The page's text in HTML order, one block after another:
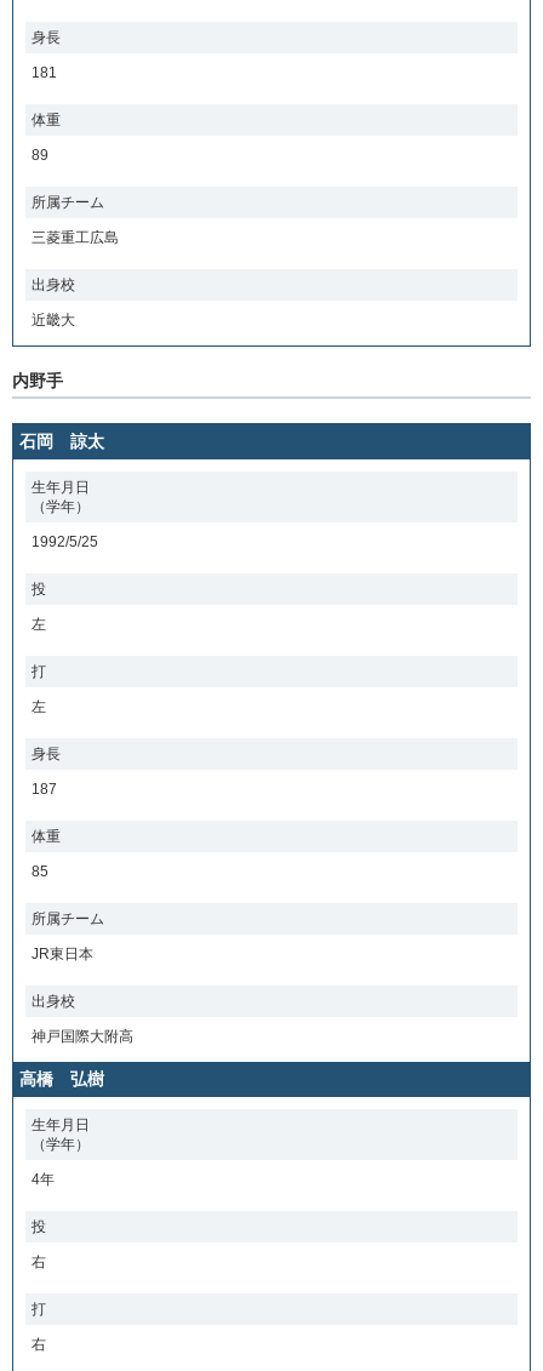
身長
181
体重
89
所属チーム
三菱重工広島
出身校
近畿大
内野手
石岡 諒太
生年月日
（学年）
1992/5/25
投
左
打
左
身長
187
体重
85
所属チーム
JR東日本
出身校
神戸国際大附高
高橋 弘樹
生年月日
（学年）
4年
投
右
打
右